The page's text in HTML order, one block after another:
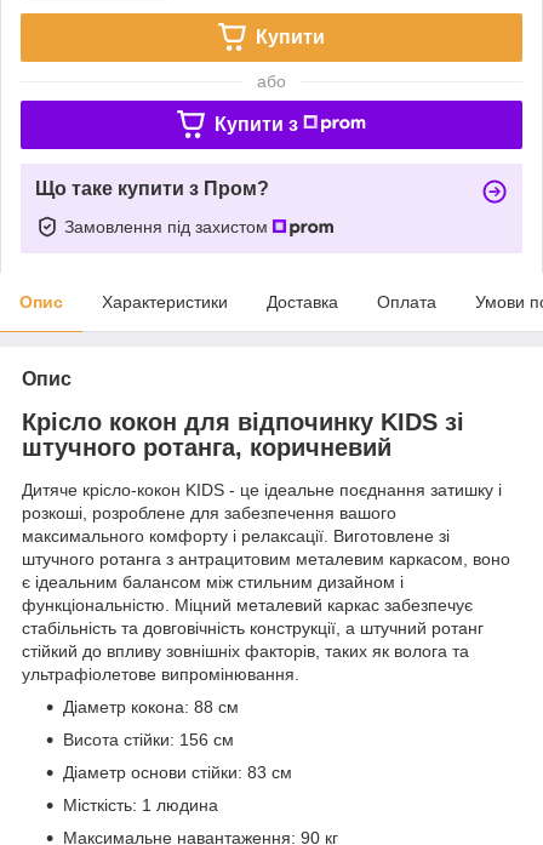
Купити
або
Купити з
Що таке купити з Пром?
Замовлення під захистом
Опис Характеристики Доставка Оплата Умови
Опис
Крісло кокон для відпочинку KIDS зі
штучного ротанга, коричневий
Дитяче крісло-кокон KIDS - це ідеальне поєднання затишку і
розкоші, розроблене для забезпечення вашого
максимального комфорту і релаксації. Виготовлене зі
штучного ротанга з антрацитовим металевим каркасом, воно
є ідеальним балансом між стильним дизайном і
функціональністю. Міцний металевий каркас забезпечує
стабільність та довговічність конструкції, а штучний ротанг
стійкий до впливу зовнішніх факторів, таких як волога та
ультрафіолетове випромінювання.
Діаметр кокона: 88 см
Висота стійки: 156 см
Діаметр основи стійки: 83 см
Місткість: 1 людина
Максимальне навантаження: 90 кг